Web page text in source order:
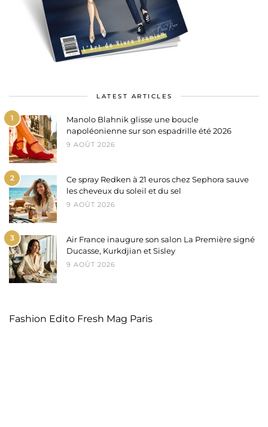
LATEST ARTICLES
1
Manolo Blahnik glisse une boucle
napoléonienne sur son espadrille été 2026
9 AOÛT 2026
2
Ce spray Redken à 21 euros chez Sephora sauve
les cheveux du soleil et du sel
9 AOÛT 2026
3
Air France inaugure son salon La Première signé
Ducasse, Kurkdjian et Sisley
9 AOÛT 2026
Fashion Edito Fresh Mag Paris